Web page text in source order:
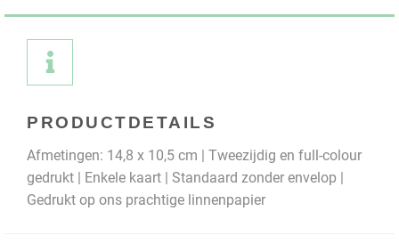
PRODUCTDETAILS
Afmetingen: 14,8 x 10,5 cm | Tweezijdig en full-colour
gedrukt | Enkele kaart | Standaard zonder envelop |
Gedrukt op ons prachtige linnenpapier